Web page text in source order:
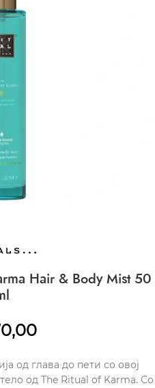
Hair & Body Mist 50
од глава до пети со овој
од The Ritual of Karma. Со